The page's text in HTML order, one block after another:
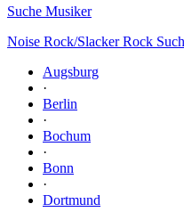
Suche Musiker
Noise Rock/Slacker Rock
Augsburg
·
Berlin
·
Bochum
·
Bonn
·
Dortmund